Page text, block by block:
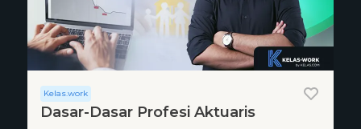
Kelas.work
Dasar-Dasar Profesi Aktuaris